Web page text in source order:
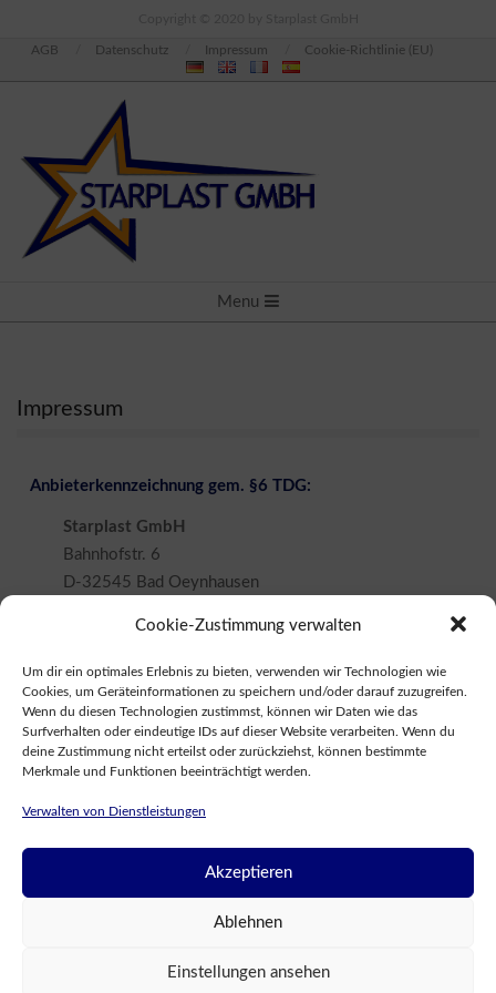
Cookie-Zustimmung verwalten
Um dir ein optimales Erlebnis zu bieten, verwenden wir Technologien wie
Cookies, um Geräteinformationen zu speichern und/oder darauf zuzugreifen.
Wenn du diesen Technologien zustimmst, können wir Daten wie das
Surfverhalten oder eindeutige IDs auf dieser Website verarbeiten. Wenn du
deine Zustimmung nicht erteilst oder zurückziehst, können bestimmte
Merkmale und Funktionen beeinträchtigt werden.
Verwalten von Dienstleistungen
Akzeptieren
Ablehnen
Einstellungen ansehen
AGB Datenschutz Impressum Cookie-Richtlinie (EU)
NAVIGATION
Menu
Impressum
P
E
S
S
U
Anbieterkennzeichnung gem. §6 TDG:
Starplast GmbH
Bahnhofstr. 6
D-32545 Bad Oeynhausen
Fax: 05731 98 299 64
Email : klabunde@starplast-gmbh.de
Ust.-Id.Nr. : DE 814 723 654